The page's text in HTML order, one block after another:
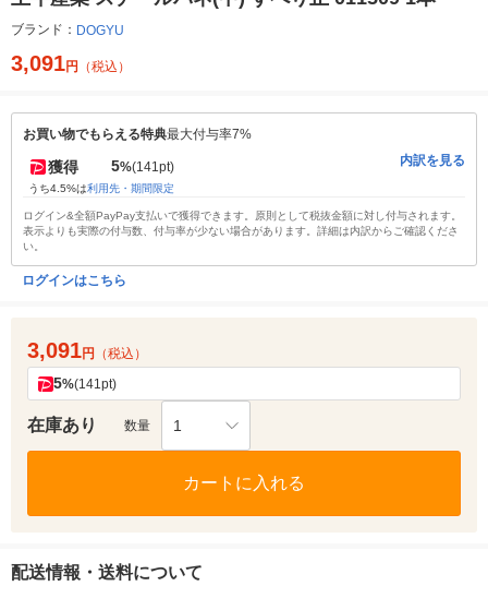
ブランド： DOGYU
3,091円 （税込）
お買い物でもらえる特典最大付与率7%
獲得 5%(141pt)
うち4.5%は利用先・期間限定
内訳を見る
ログイン&全額PayPay支払いで獲得できます。原則として税抜金額に対し付与されます。
表示よりも実際の付与数、付与率が少ない場合があります。詳細は内訳からご確認くださ
い。
ログインはこちら
3,091円 （税込）
5%(141pt)
在庫あり 数量 1
カートに入れる
配送情報・送料について